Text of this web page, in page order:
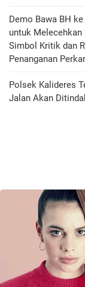
Demo Bawa BH
untuk Melecehkan
Simbol Kritik dan
Penanganan
Polsek Kalideres
Jalan Akan